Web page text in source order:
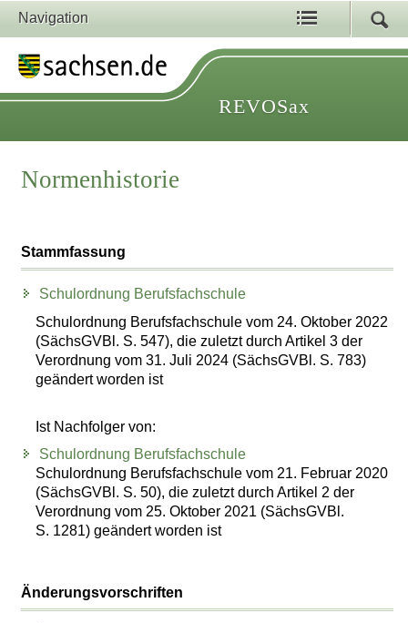
Navigation
REVOSax
Normenhistorie
Stammfassung
Schulordnung Berufsfachschule
Schulordnung Berufsfachschule vom 24. Oktober 2022
(SächsGVBl. S. 547), die zuletzt durch Artikel 3 der
Verordnung vom 31. Juli 2024 (SächsGVBl. S. 783)
geändert worden ist
Ist Nachfolger von:
Schulordnung Berufsfachschule
Schulordnung Berufsfachschule vom 21. Februar 2020
(SächsGVBl. S. 50), die zuletzt durch Artikel 2 der
Verordnung vom 25. Oktober 2021 (SächsGVBl.
S. 1281) geändert worden ist
Änderungsvorschriften